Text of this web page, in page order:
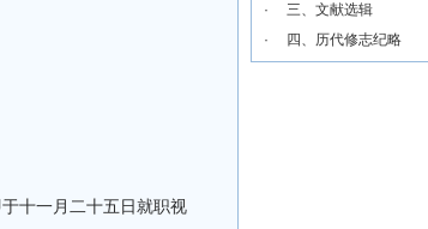
十一月二十五日就职视
·
三、文献选辑
·
四、历代修志纪略